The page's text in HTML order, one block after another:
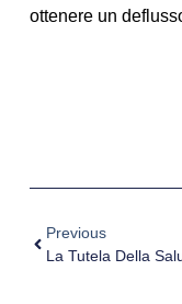
ottenere un
Previous